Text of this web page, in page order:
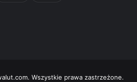
Wszystkie prawa zastrzeżone.